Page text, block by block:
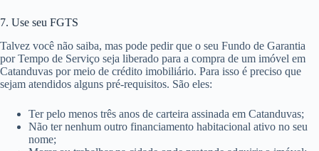
7. Use seu FGTS
Talvez você não saiba, mas pode pedir que o seu Fundo de Garantia
por Tempo de Serviço seja liberado para a compra de um imóvel em
Catanduvas por meio de crédito imobiliário. Para isso é preciso que
sejam atendidos alguns pré-requisitos. São eles:
Ter pelo menos três anos de carteira assinada em Catanduvas;
Não ter nenhum outro financiamento habitacional ativo no seu
nome;